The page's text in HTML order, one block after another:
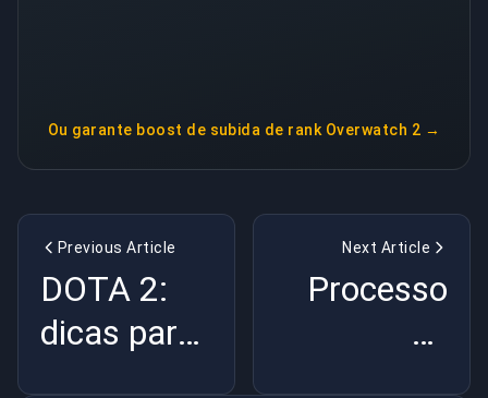
Ou garante boost de subida de rank Overwatch 2 →
Previous Article
DOTA 2:
dicas para
Next Article
Processo
de
matchmaking